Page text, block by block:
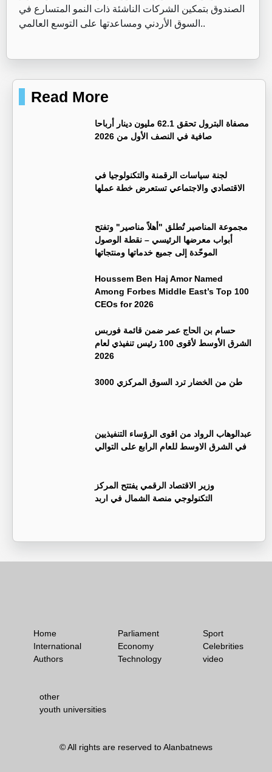
الصندوق بتمكين الشركات الناشئة ذات النمو المتسارع في
السوق الأردني ومساعدتها على التوسع العالمي..
Read More
مصفاة البترول تحقق 62.1 مليون دينار أرباحا
صافية في النصف الأول من 2026
لجنة سياسات الرقمنة والتكنولوجيا في
الاقتصادي والاجتماعي تستعرض خطة عملها
مجموعة المناصير تُطلق "أهلاً مناصير" وتفتح
أبواب معرضها الرئيسي – نقطة الوصول
الموحّدة إلى جميع خدماتها ومنتجاتها
Houssem Ben Haj Amor Named
Among Forbes Middle East’s Top 100
CEOs for 2026
حسام بن الحاج عمر ضمن قائمة فوربس
الشرق الأوسط لأقوى 100 رئيس تنفيذي لعام
2026
3000 طن من الخضار ترد السوق المركزي
عبدالوهاب الرواد من اقوى الرؤساء التنفيذيين
في الشرق الاوسط للعام الرابع على التوالي
وزير الاقتصاد الرقمي يفتتح المركز
التكنولوجي منصة الشمال في اربد
Home
International
Authors
Parliament
Economy
Technology
Sport
Celebrities
video
other
youth universities
© All rights are reserved to Alanbatnews